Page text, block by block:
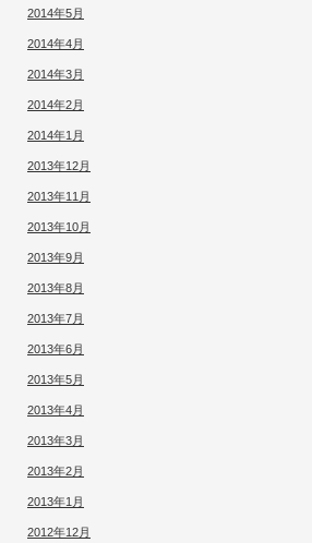
2014年5月
2014年4月
2014年3月
2014年2月
2014年1月
2013年12月
2013年11月
2013年10月
2013年9月
2013年8月
2013年7月
2013年6月
2013年5月
2013年4月
2013年3月
2013年2月
2013年1月
2012年12月